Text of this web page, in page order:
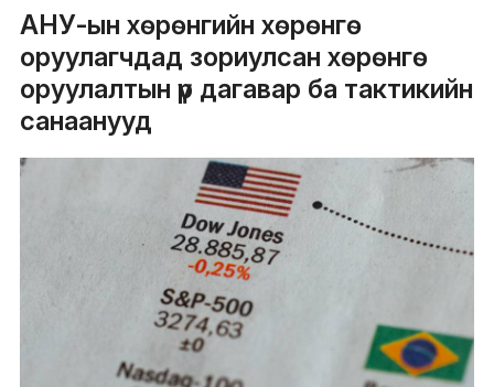
АНУ-ын хөрөнгийн хөрөнгө
оруулагчдад зориулсан хөрөнгө
оруулалтын үр дагавар ба тактикийн
санаанууд